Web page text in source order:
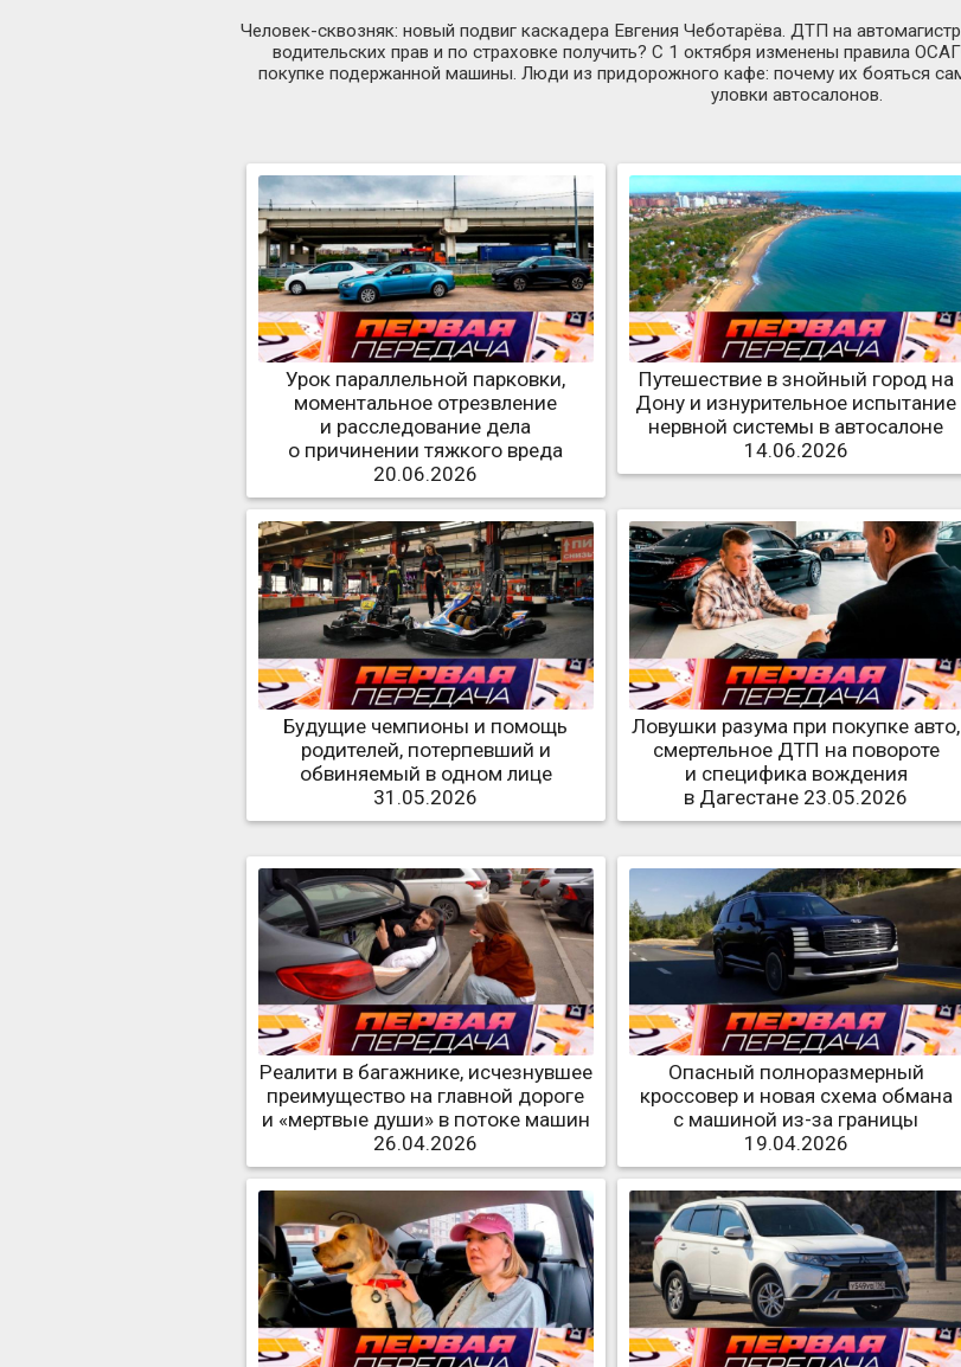
Человек-сквозняк: новый подвиг каскадера Евгения Чеботарёва. ДТП на
водительских прав и по страховке получить? С 1 октября изменены правила
покупке подержанной машины. Люди из придорожного кафе: почему их бояться
уловки автосалонов.
Урок параллельной парковки,
моментальное отрезвление
и расследование дела
о причинении тяжкого вреда
20.06.2026
Путешествие в знойный город на
Дону и изнурительное испытание
нервной системы в автосалоне
14.06.2026
Будущие чемпионы и помощь
родителей, потерпевший и
обвиняемый в одном лице
31.05.2026
Ловушки разума при покупке авто,
смертельное ДТП на повороте
и специфика вождения
в Дагестане 23.05.2026
Реалити в багажнике, исчезнувшее
преимущество на главной дороге
и «мертвые души» в потоке машин
26.04.2026
Опасный полноразмерный
кроссовер и новая схема обмана
с машиной из-за границы
19.04.2026